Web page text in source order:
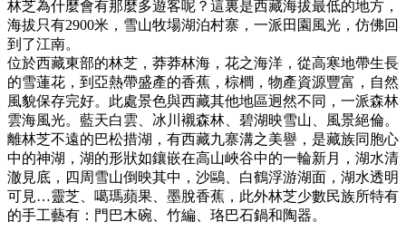
林芝為什麼會有那麼多遊客呢？這裏是西藏海拔最低的地方，
海拔只有2900米，雪山牧場湖泊村寨，一派田園風光，仿佛回
到了江南。
位於西藏東部的林芝，莽莽林海，花之海洋，從高寒地帶生長
的雪蓮花，到亞熱帶盛產的香蕉，棕櫚，物產資源豐富，自然
風貌保存完好。此處景色與西藏其他地區迥然不同，一派森林
雲海風光。藍天白雲、冰川襯森林、碧湖映雪山、風景絕倫。
離林芝不遠的巴松措湖，有西藏九寨溝之美譽，是藏族同胞心
中的神湖，湖的形狀如鑲嵌在高山峽谷中的一輪新月，湖水清
澈見底，四周雪山倒映其中，沙鷗、白鶴浮游湖面，湖水透明
可見…靈芝、噶瑪蘋果、墨脫香蕉，此外林芝少數民族所特有
的手工藝有：門巴木碗、竹編、珞巴石鍋和陶器。